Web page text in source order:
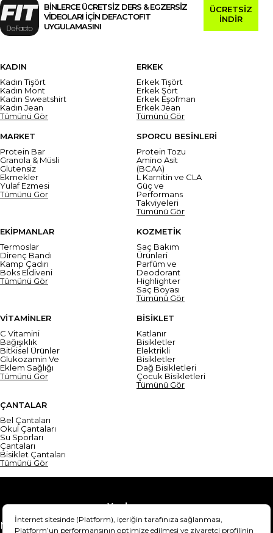
BİNLERCE ÜCRETSİZ DERS & EGZERSİZ
VİDEOLARI İÇİN DEFACTOFIT
UYGULAMASINI
ÜCRETSİZ
İNDİR
KADIN
Kadın Tişört
Kadın Mont
Kadın Sweatshirt
Kadın Jean
Tümünü Gör
ERKEK
Erkek Tişört
Erkek Şort
Erkek Eşofman
Erkek Jean
Tümünü Gör
MARKET
Protein Bar
Granola & Müsli
Glutensiz
Ekmekler
Yulaf Ezmesi
Tümünü Gör
SPORCU BESİNLERİ
Protein Tozu
Amino Asit
(BCAA)
L Karnitin ve CLA
Güç ve
Performans
Takviyeleri
Tümünü Gör
EKİPMANLAR
Termoslar
Direnç Bandı
Kamp Çadırı
Boks Eldiveni
Tümünü Gör
KOZMETİK
Saç Bakım
Ürünleri
Parfüm ve
Deodorant
Highlighter
Saç Boyası
Tümünü Gör
VİTAMİNLER
C Vitamini
Bağışıklık
Bitkisel Ürünler
Glukozamin Ve
Eklem Sağlığı
Tümünü Gör
BİSİKLET
Katlanır
Bisikletler
Elektrikli
Bisikletler
Dağ Bisikletleri
Çocuk Bisikletleri
Tümünü Gör
ÇANTALAR
Bel Çantaları
Okul Çantaları
Su Sporları
Çantaları
Bisiklet Çantaları
Tümünü Gör
Yardım
Mesafeli Satış Sözleşmesi
Teslimat Bilgisi